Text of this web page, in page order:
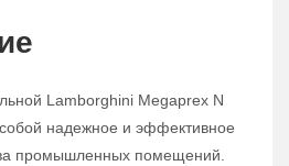
Lamborghini Megaprex N
надежное и эффективное
промышленных помещений.